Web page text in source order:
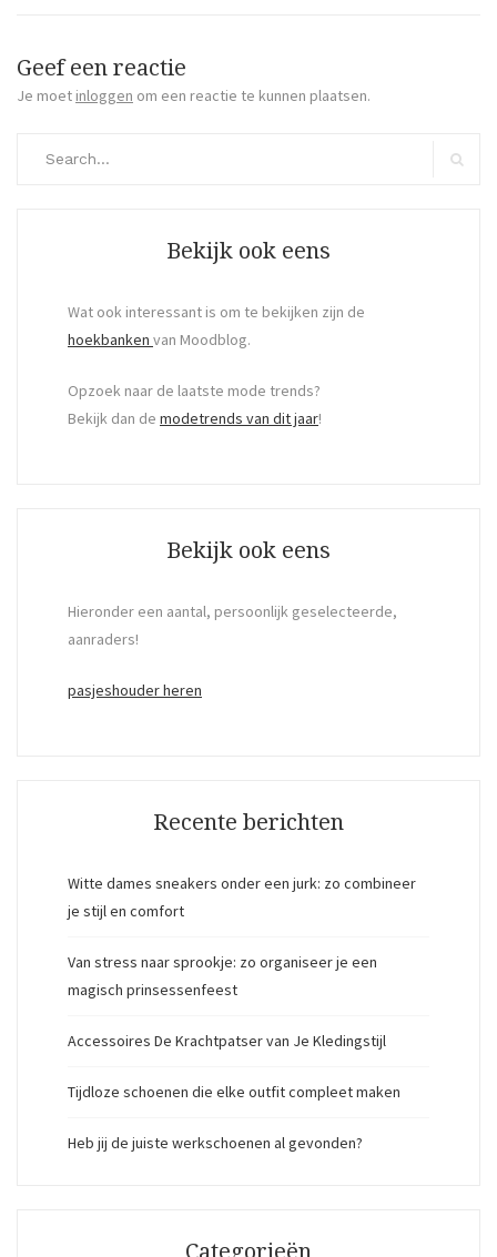
Geef een reactie
Je moet inloggen om een reactie te kunnen plaatsen.
Bekijk ook eens
Wat ook interessant is om te bekijken zijn de
hoekbanken van Moodblog.
Opzoek naar de laatste mode trends?
Bekijk dan de modetrends van dit jaar!
Bekijk ook eens
Hieronder een aantal, persoonlijk geselecteerde,
aanraders!
pasjeshouder heren
Recente berichten
Witte dames sneakers onder een jurk: zo combineer
je stijl en comfort
Van stress naar sprookje: zo organiseer je een
magisch prinsessenfeest
Accessoires De Krachtpatser van Je Kledingstijl
Tijdloze schoenen die elke outfit compleet maken
Heb jij de juiste werkschoenen al gevonden?